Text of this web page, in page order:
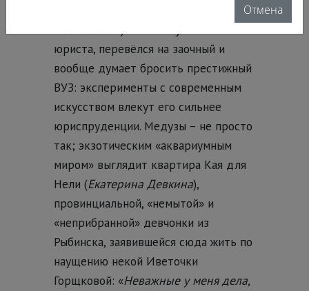
Нил Кропалов в очередь с Антоном
юриста, перевёлся на заочный и
вообще думает бросить престижный
ВУЗ: эксперименты с современным
искусством влекут его сильнее
юриспруденции. Медузы – не просто
так; экзотическим «аквариумным
миром» выглядит квартира Кая для
Нели (Екатерина Девкина),
провинциальной, «немытой» и
«неприбранной» девчонки из
Рыбинска, заявившейся сюда жить по
наущению некой Иветочки
Горщковой: «Неважные у меня дела,
Отмена